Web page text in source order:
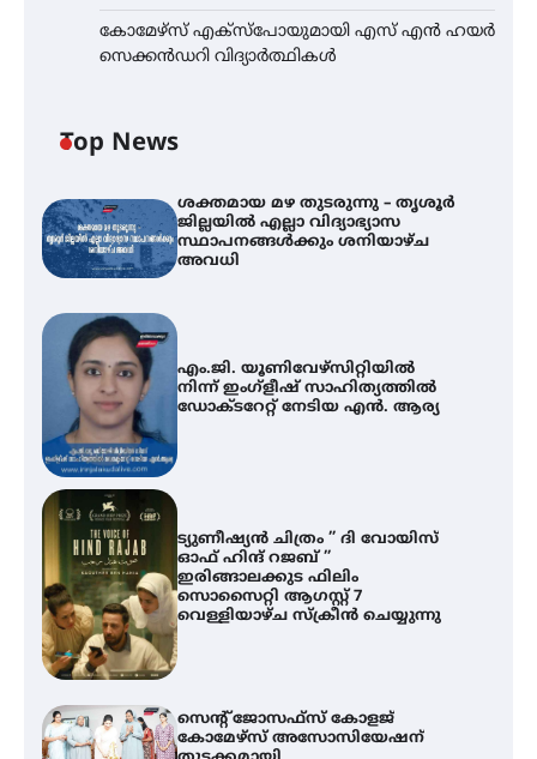
കോമേഴ്സ് എക്സ്പോയുമായി എസ് എൻ ഹയർ
സെക്കൻഡറി വിദ്യാർത്ഥികൾ
Top News
ശക്തമായ മഴ തുടരുന്നു – തൃശൂർ
ജില്ലയിൽ എല്ലാ വിദ്യാഭ്യാസ
സ്ഥാപനങ്ങൾക്കും ശനിയാഴ്ച
അവധി
എം.ജി. യൂണിവേഴ്‌സിറ്റിയിൽ
നിന്ന് ഇംഗ്ളീഷ് സാഹിത്യത്തിൽ
ഡോക്ടറേറ്റ് നേടിയ എൻ. ആര്യ
ട്യുണീഷ്യൻ ചിത്രം ” ദി വോയിസ്
ഓഫ് ഹിന്ദ് റജബ് ”
ഇരിങ്ങാലക്കുട ഫിലിം
സൊസൈറ്റി ആഗസ്റ്റ് 7
വെള്ളിയാഴ്ച സ്‌ക്രീൻ ചെയ്യുന്നു
സെന്റ് ജോസഫ്സ് കോളജ്
കോമേഴ്‌സ് അസോസിയേഷന്